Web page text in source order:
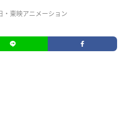
東映アニメーション